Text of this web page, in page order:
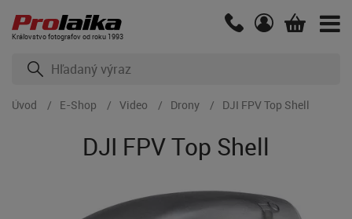
Kráľovstvo fotografov od roku 1993
Úvod E-Shop Video Drony DJI FPV Top Shell
DJI FPV Top Shell